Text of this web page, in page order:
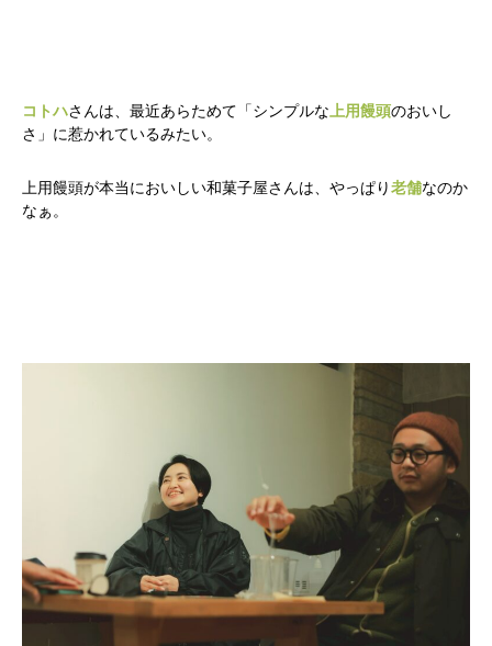
コトハさんは、最近あらためて「シンプルな 上用饅頭のおいし
さ」に惹かれているみたい。
上用饅頭が本当においしい和菓子屋さんは、やっぱり老舗なのか
なぁ。